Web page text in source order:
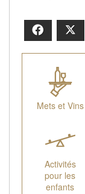
Facebook
Mets et Vins
Activités
pour les
enfants